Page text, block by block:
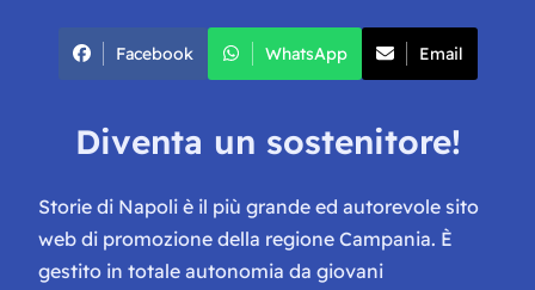
Facebook WhatsApp Email
Diventa un sostenitore!
Storie di Napoli è il più grande ed autorevole sito
web di promozione della regione Campania. È
gestito in totale autonomia da giovani